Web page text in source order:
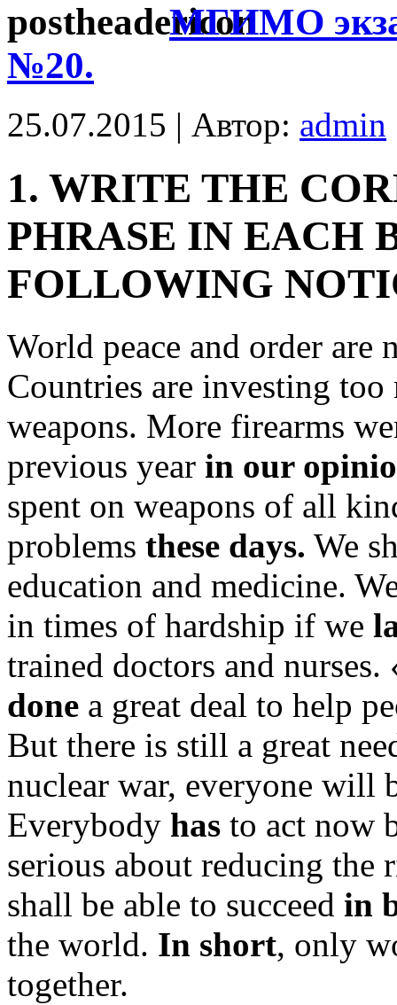
МГИМО
№20.
25.07.2015 | Автор: admin
1. WRITE THE
PHRASE IN EACH
FOLLOWING
World peace and order
Countries are investing too
weapons. More firearms
previous year in our
spent on weapons of all
problems these days. We
education and medicine.
in times of hardship if we
trained doctors and
done a great deal to help
But there is still a great
nuclear war, everyone will
Everybody has to act now
serious about reducing
shall be able to succeed in
the world. In short, only
together.